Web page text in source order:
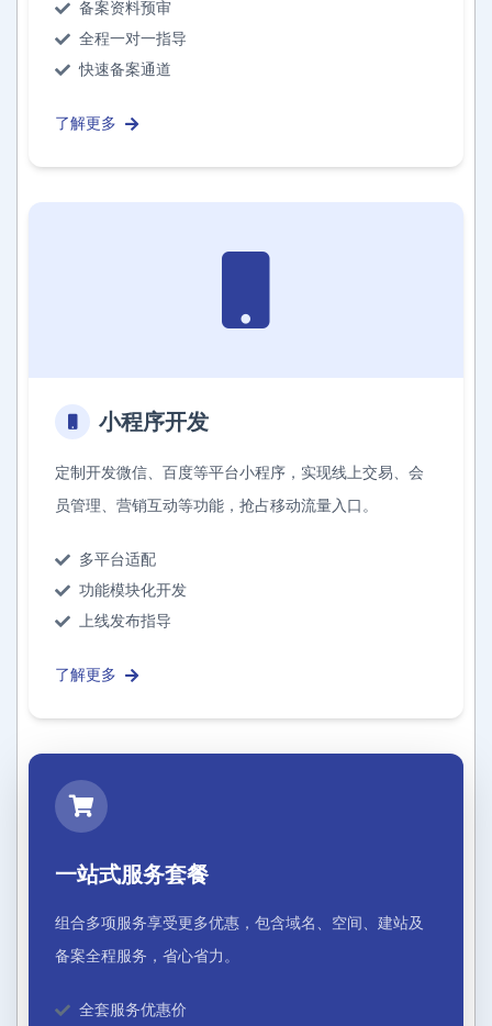
备案资料预审
全程一对一指导
快速备案通道
了解更多
小程序开发
定制开发微信、百度等平台小程序，实现线上交易、会
员管理、营销互动等功能，抢占移动流量入口。
多平台适配
功能模块化开发
上线发布指导
了解更多
一站式服务套餐
组合多项服务享受更多优惠，包含域名、空间、建站及
备案全程服务，省心省力。
全套服务优惠价